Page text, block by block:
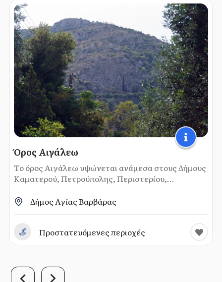
Όρος Αιγάλεω
Το όρος Αιγάλεω υψώνεται ανάμεσα στους Δήμους
Καματερού, Πετρούπολης, Περιστερίου,...
Δήμος Αγίας Βαρβάρας
Προστατευόμενες περιοχές